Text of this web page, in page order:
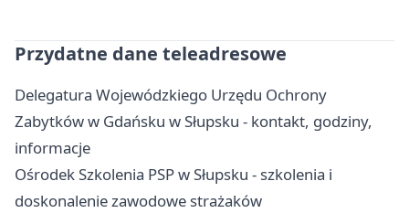
Przydatne dane teleadresowe
Delegatura Wojewódzkiego Urzędu Ochrony
Zabytków w Gdańsku w Słupsku - kontakt, godziny,
informacje
Ośrodek Szkolenia PSP w Słupsku - szkolenia i
doskonalenie zawodowe strażaków